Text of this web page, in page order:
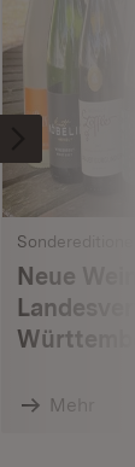
Neue
Mehr